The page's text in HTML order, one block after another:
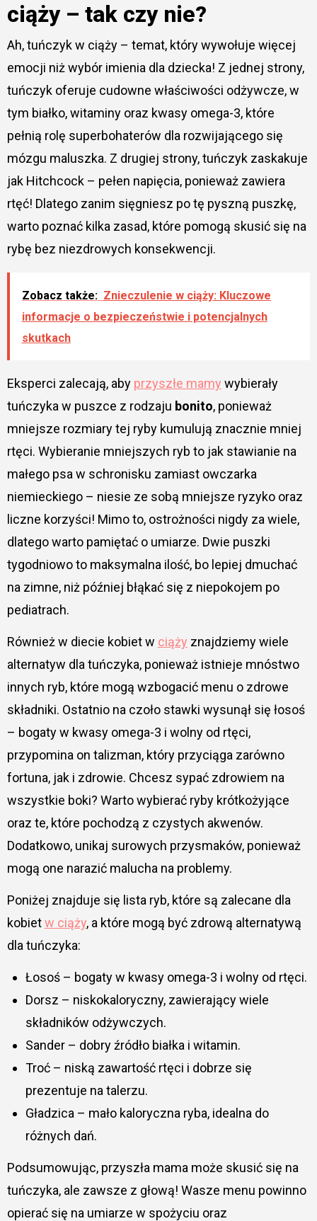
ciąży – tak czy nie?
Ah, tuńczyk w ciąży – temat, który wywołuje więcej
emocji niż wybór imienia dla dziecka! Z jednej strony,
tuńczyk oferuje cudowne właściwości odżywcze, w
tym białko, witaminy oraz kwasy omega-3, które
pełnią rolę superbohaterów dla rozwijającego się
mózgu maluszka. Z drugiej strony, tuńczyk zaskakuje
jak Hitchcock – pełen napięcia, ponieważ zawiera
rtęć! Dlatego zanim sięgniesz po tę pyszną puszkę,
warto poznać kilka zasad, które pomogą skusić się na
rybę bez niezdrowych konsekwencji.
Zobacz także: Znieczulenie w ciąży: Kluczowe
informacje o bezpieczeństwie i potencjalnych
skutkach
Eksperci zalecają, aby przyszłe mamy wybierały
tuńczyka w puszce z rodzaju bonito, ponieważ
mniejsze rozmiary tej ryby kumulują znacznie mniej
rtęci. Wybieranie mniejszych ryb to jak stawianie na
małego psa w schronisku zamiast owczarka
niemieckiego – niesie ze sobą mniejsze ryzyko oraz
liczne korzyści! Mimo to, ostrożności nigdy za wiele,
dlatego warto pamiętać o umiarze. Dwie puszki
tygodniowo to maksymalna ilość, bo lepiej dmuchać
na zimne, niż później błąkać się z niepokojem po
pediatrach.
Również w diecie kobiet w ciąży znajdziemy wiele
alternatyw dla tuńczyka, ponieważ istnieje mnóstwo
innych ryb, które mogą wzbogacić menu o zdrowe
składniki. Ostatnio na czoło stawki wysunął się łosoś
– bogaty w kwasy omega-3 i wolny od rtęci,
przypomina on talizman, który przyciąga zarówno
fortuna, jak i zdrowie. Chcesz sypać zdrowiem na
wszystkie boki? Warto wybierać ryby krótkożyjące
oraz te, które pochodzą z czystych akwenów.
Dodatkowo, unikaj surowych przysmaków, ponieważ
mogą one narazić malucha na problemy.
Poniżej znajduje się lista ryb, które są zalecane dla
kobietw ciąży, a które mogą być zdrową alternatywą
dla tuńczyka:
Łosoś – bogaty w kwasy omega-3 i wolny od rtęci.
Dorsz – niskokaloryczny, zawierający wiele
składników odżywczych.
Sander – dobry źródło białka i witamin.
Troć – niską zawartość rtęci i dobrze się
prezentuje na talerzu.
Gładzica – mało kaloryczna ryba, idealna do
różnych dań.
Podsumowując, przyszła mama może skusić się na
tuńczyka, ale zawsze z głową! Wasze menu powinno
opierać się na umiarze w spożyciu oraz